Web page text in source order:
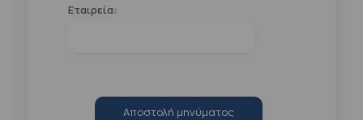
Εταιρεία:
Αποστολή μηνύματος